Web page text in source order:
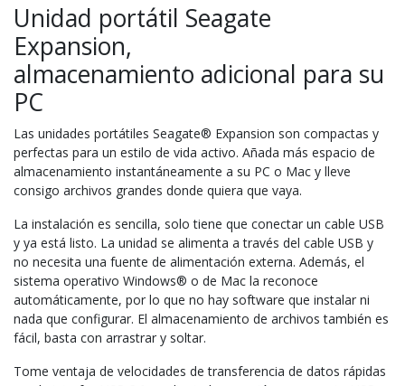
Unidad portátil Seagate
Expansion,
almacenamiento adicional para su
PC
Las unidades portátiles Seagate® Expansion son compactas y
perfectas para un estilo de vida activo. Añada más espacio de
almacenamiento instantáneamente a su PC o Mac y lleve
consigo archivos grandes donde quiera que vaya.
La instalación es sencilla, solo tiene que conectar un cable USB
y ya está listo. La unidad se alimenta a través del cable USB y
no necesita una fuente de alimentación externa. Además, el
sistema operativo Windows® o de Mac la reconoce
automáticamente, por lo que no hay software que instalar ni
nada que configurar. El almacenamiento de archivos también es
fácil, basta con arrastrar y soltar.
Tome ventaja de velocidades de transferencia de datos rápidas